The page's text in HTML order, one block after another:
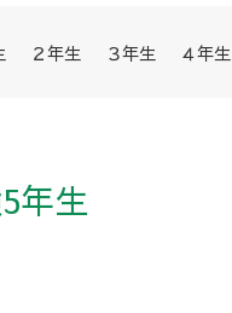
２年生 ３年生 ４年生
年生